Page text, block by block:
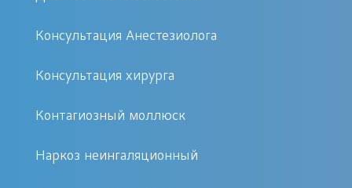
Удаление гигромы рекомендуется при
Наличие косметического
Резкий рост гигромы
Консультация Анестезиолога
Консультация хирурга
Контагиозный моллюск
Наркоз неингаляционный